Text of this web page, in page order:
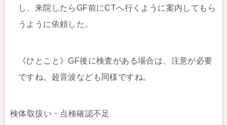
し、来院したらGF前にCTへ行くように案内してもら
うように依頼した。
《ひとこと》GF後に検査がある場合は、注意が必要
ですね。超音波なども同様ですね。
検体取扱い・点検確認不足